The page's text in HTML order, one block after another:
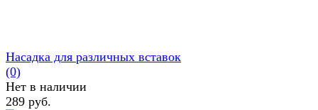
Насадка для различных вставок
(0)
Нет в наличии
289 руб.